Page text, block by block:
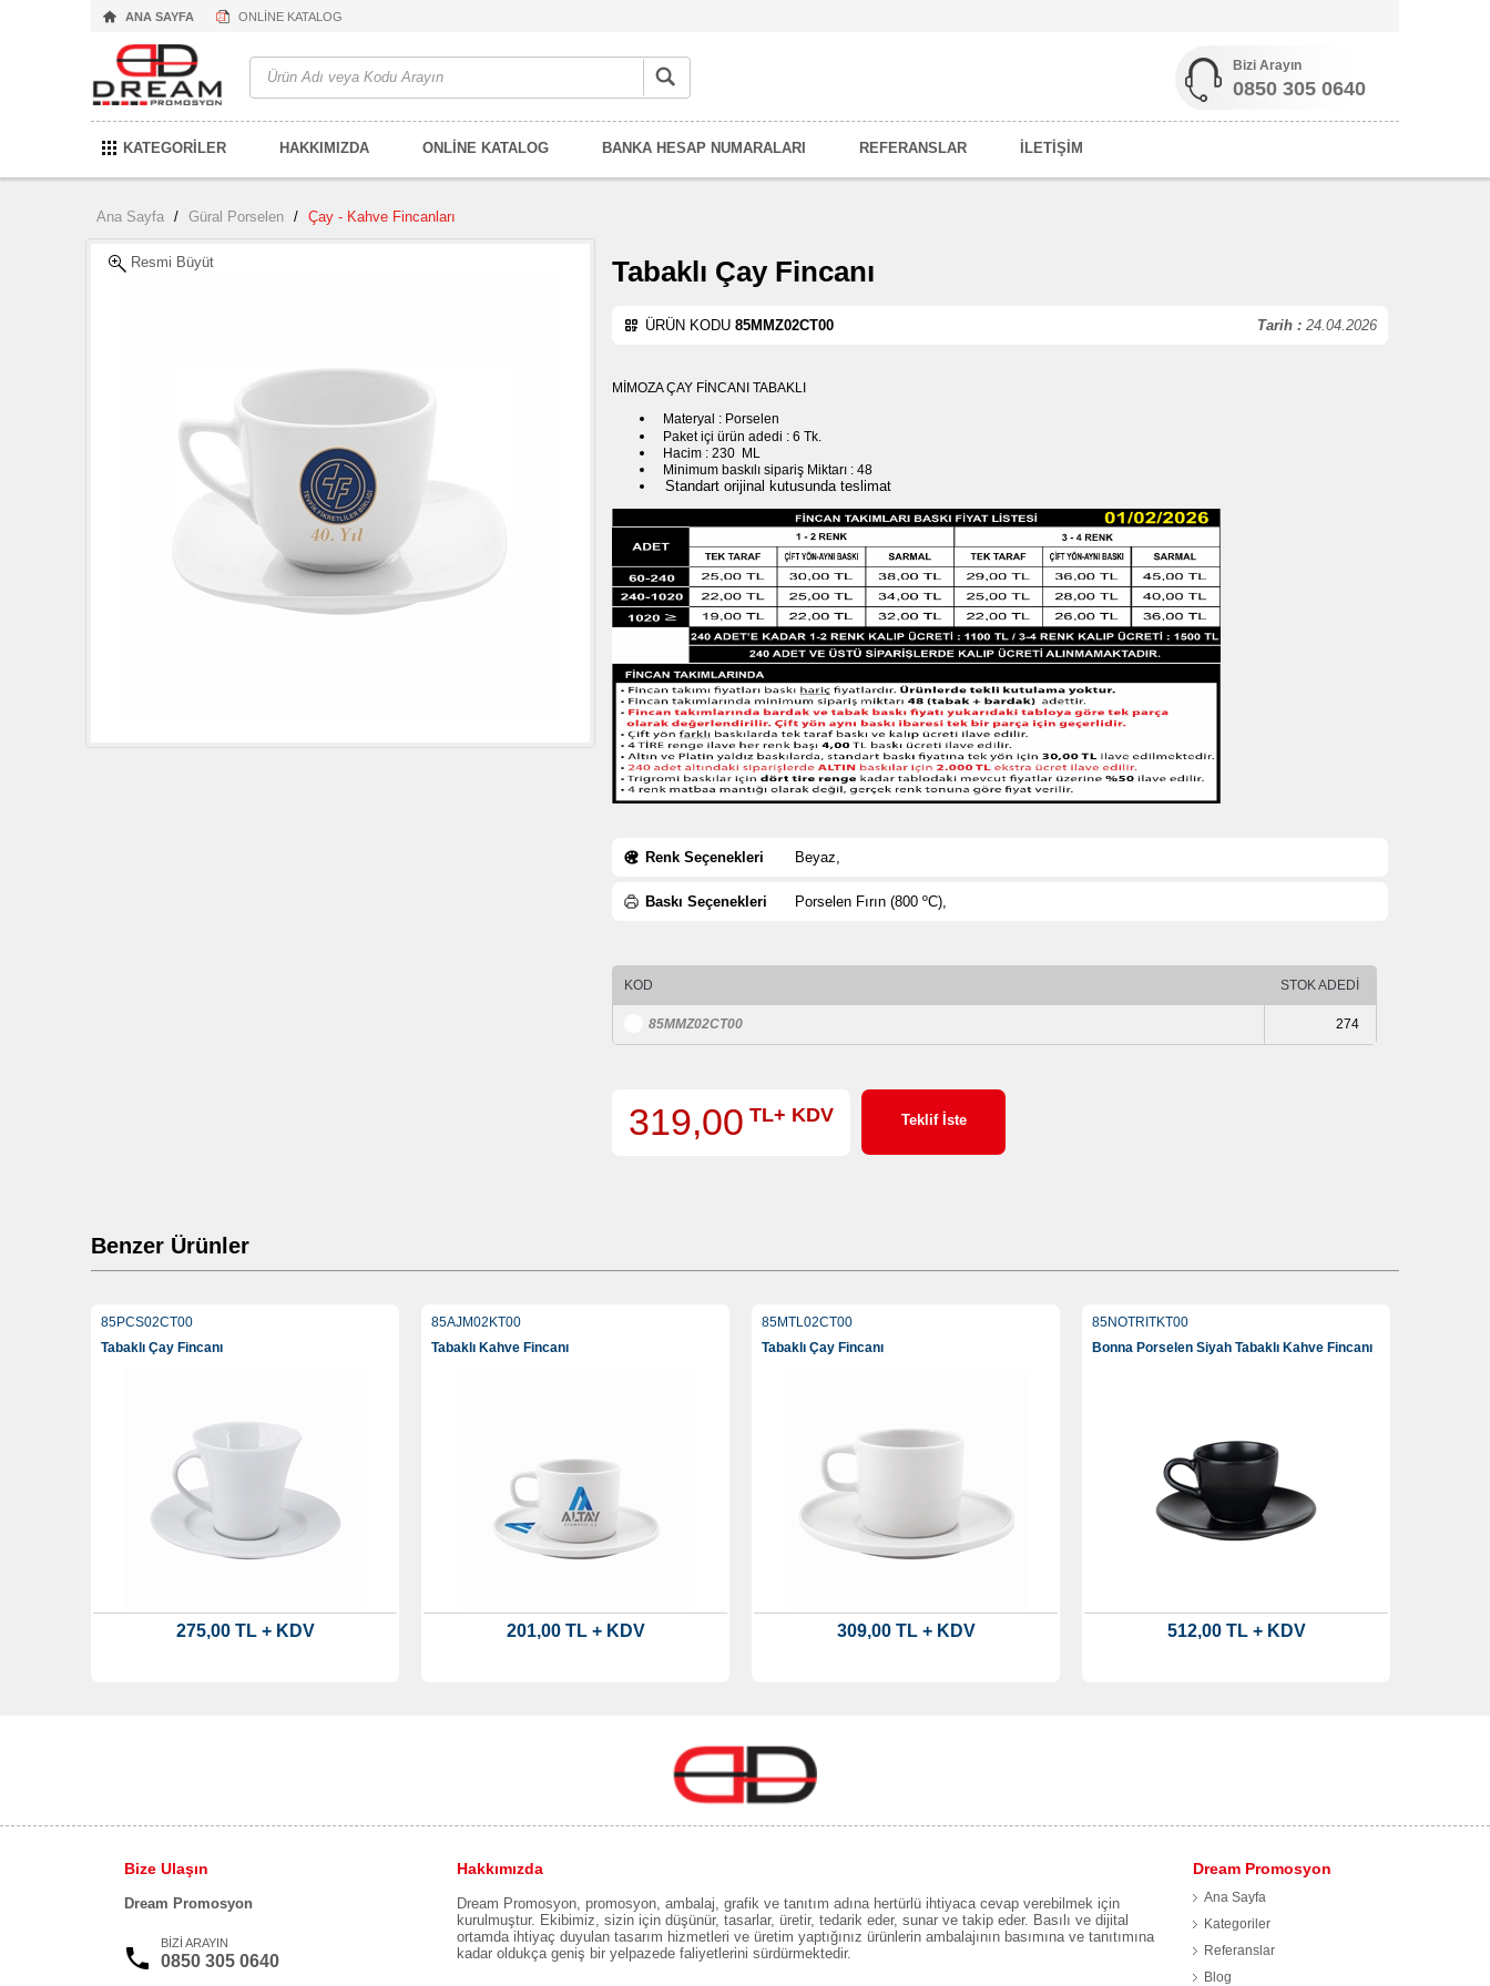
ANA SAYFA ONLİNE KATALOG
Bizi Arayın
0850 305 0640
KATEGORİLER HAKKIMIZDA ONLİNE KATALOG BANKA HESAP NUMARALARI REFERANSLAR İLETİŞİM
Ana Sayfa / Güral Porselen / Çay - Kahve Fincanları
Resmi Büyüt Tabaklı Çay Fincanı
Tarih : 24.04.2026
ÜRÜN KODU 85MMZ02CT00
MİMOZA ÇAY FİNCANI TABAKLI
Materyal : Porselen
Paket içi ürün adedi : 6 Tk.
Hacim : 230 ML
Minimum baskılı sipariş Miktarı : 48
Standart orijinal kutusunda teslimat
Renk Seçenekleri Beyaz,
Baskı Seçenekleri Porselen Fırın (800 ºC),
KOD STOK ADEDİ
85MMZ02CT00 274
319,00 TL+ KDV Teklif İste
Benzer Ürünler
85PCS02CT00
Tabaklı Çay Fincanı
275,00 TL + KDV
85AJM02KT00
Tabaklı Kahve Fincanı
201,00 TL + KDV
85MTL02CT00
Tabaklı Çay Fincanı
309,00 TL + KDV
85NOTRITKT00
Bonna Porselen Siyah Tabaklı Kahve Fincanı
512,00 TL + KDV
Bize Ulaşın
Dream Promosyon
BİZİ ARAYIN
0850 305 0640
Hakkımızda
Dream Promosyon, promosyon, ambalaj, grafik ve tanıtım adına hertürlü ihtiyaca cevap verebilmek için
kurulmuştur. Ekibimiz, sizin için düşünür, tasarlar, üretir, tedarik eder, sunar ve takip eder. Basılı ve dijital
ortamda ihtiyaç duyulan tasarım hizmetleri ve üretim yaptığınız ürünlerin ambalajının basımına ve tanıtımına
kadar oldukça geniş bir yelpazede faliyetlerini sürdürmektedir.
Dream Promosyon
Ana Sayfa
Kategoriler
Referanslar
Blog